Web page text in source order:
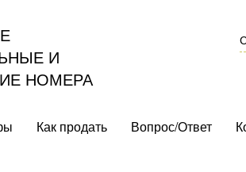
И
НОМЕРА
Как продать Вопрос/Ответ